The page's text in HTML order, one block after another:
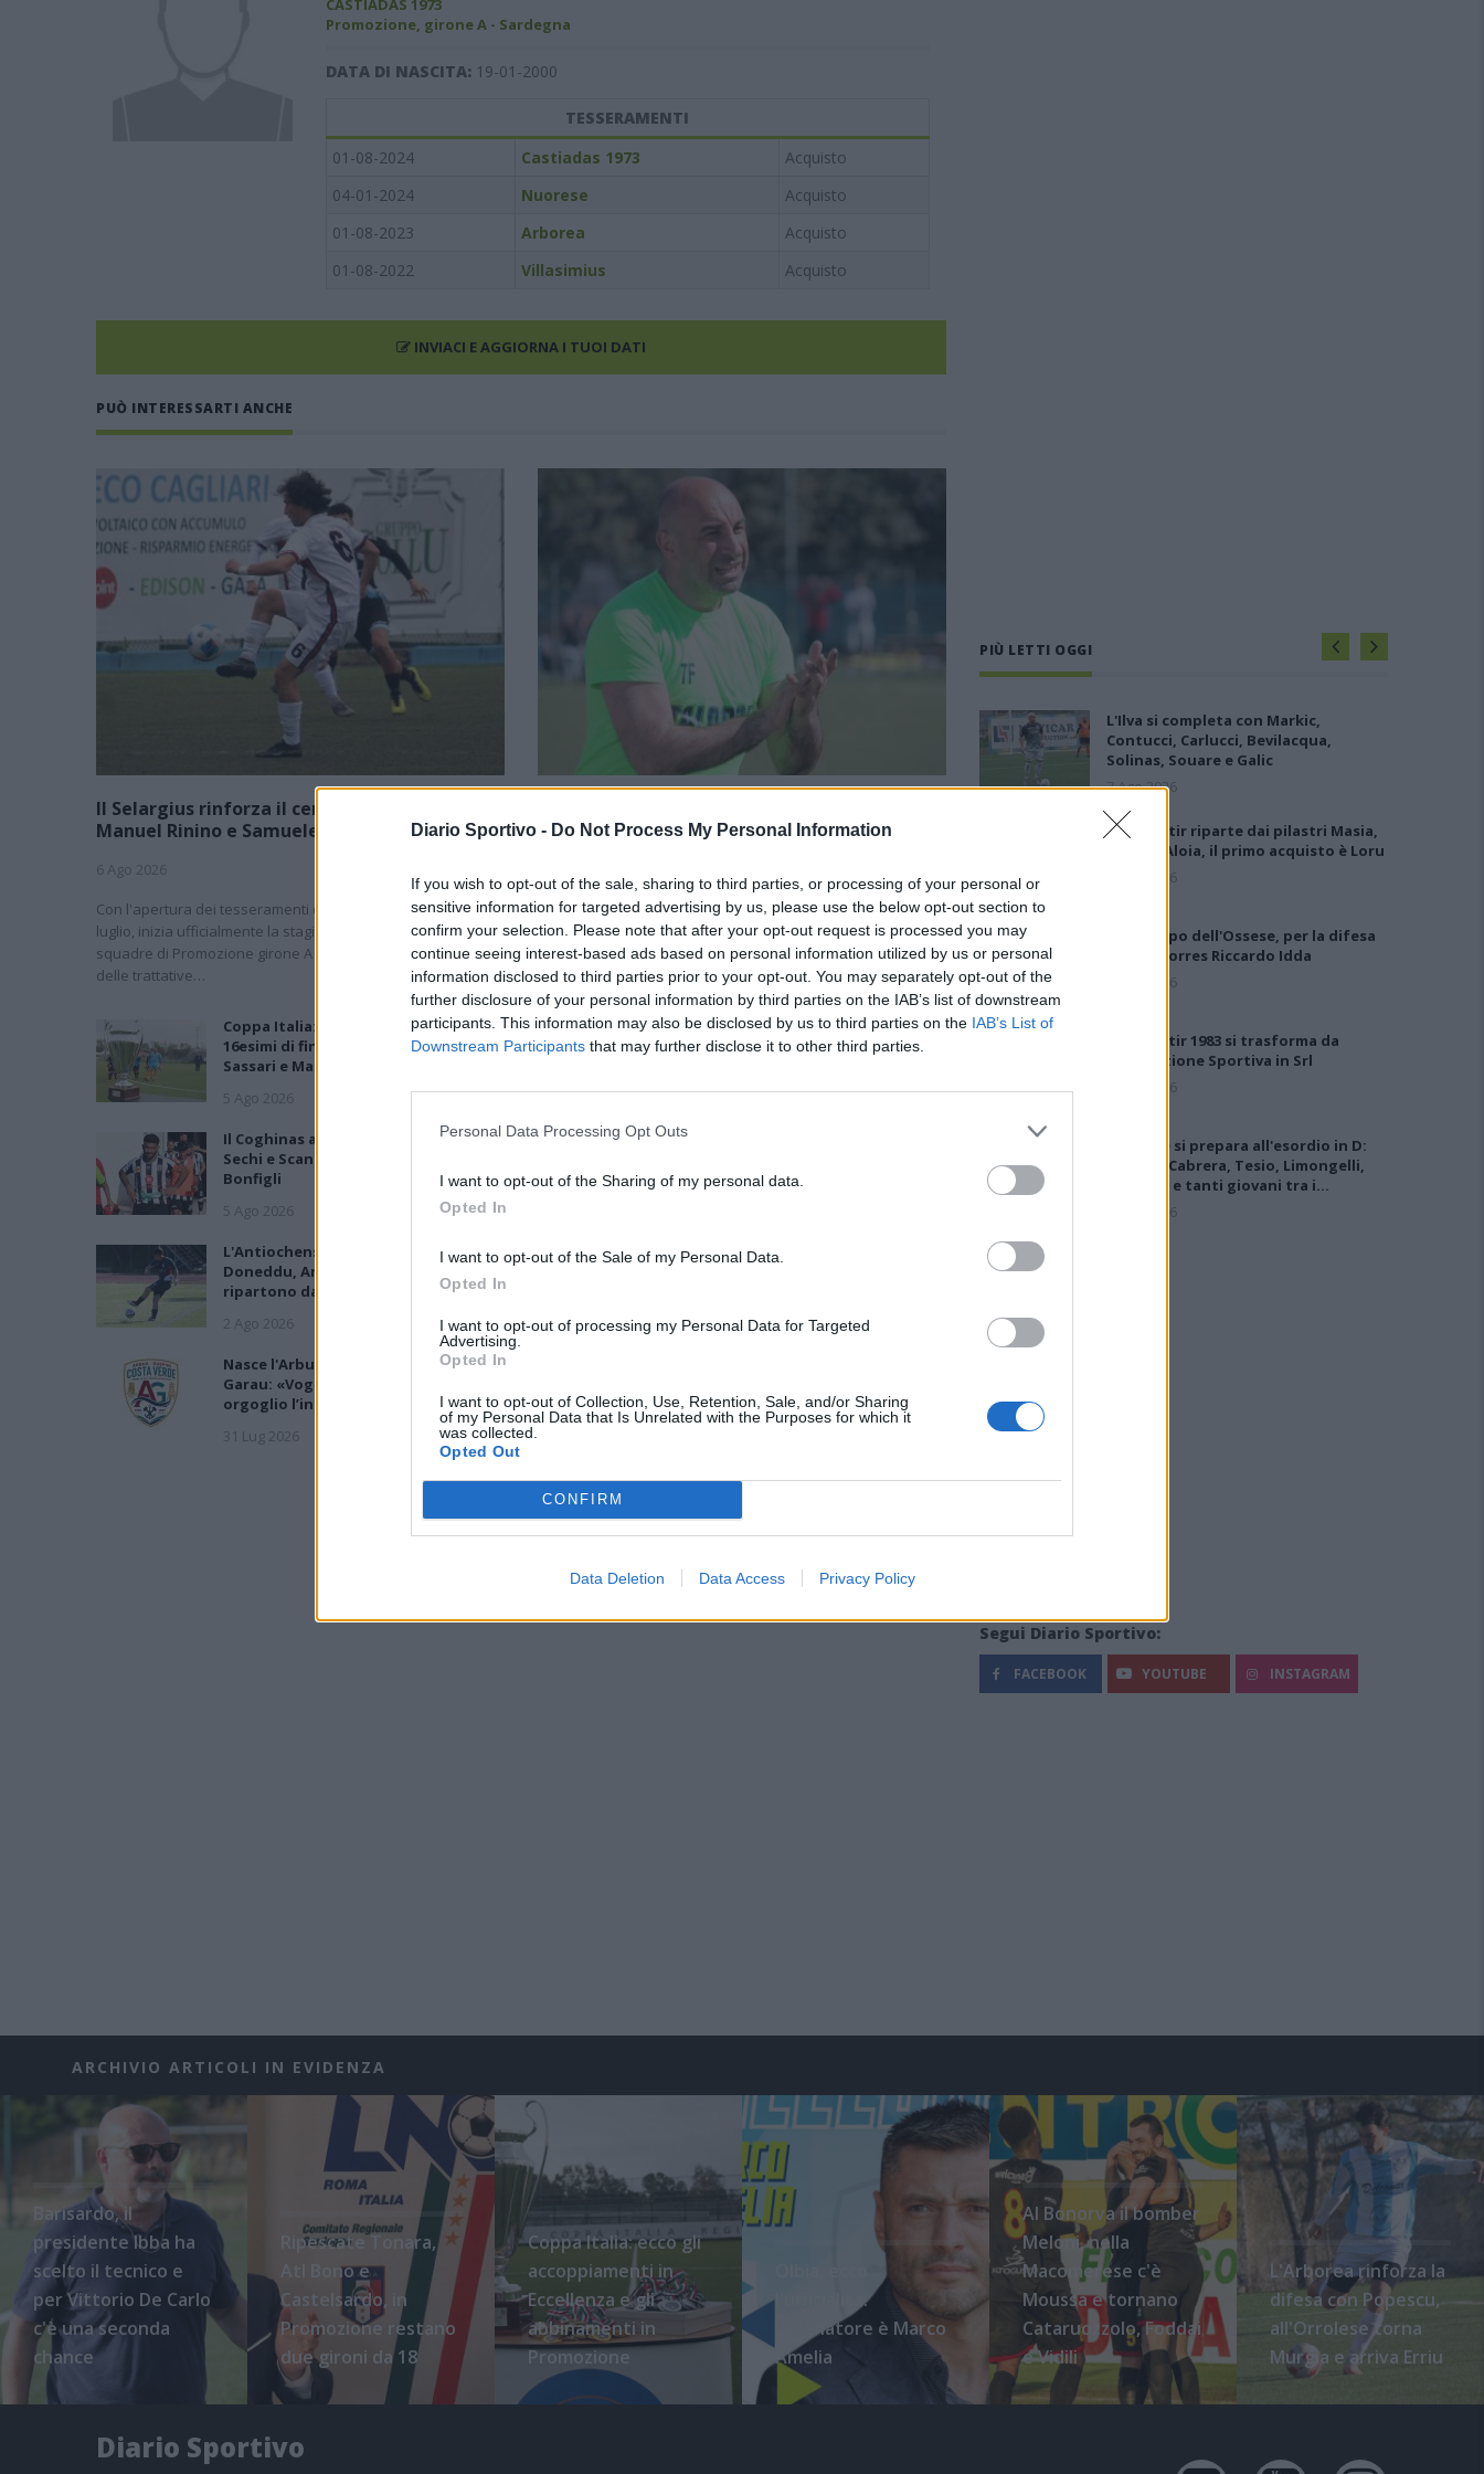
Diario Sportivo - Do Not Process My Personal Information
If you wish to opt-out of the sale, sharing to third parties, or processing of your personal or
sensitive information for targeted advertising by us, please use the below opt-out section to
confirm your selection. Please note that after your opt-out request is processed you may
continue seeing interest-based ads based on personal information utilized by us or personal
information disclosed to third parties prior to your opt-out. You may separately opt-out of the
further disclosure of your personal information by third parties on the IAB’s list of downstream
participants. This information may also be disclosed by us to third parties on the IAB’s List of
Downstream Participants that may further disclose it to other third parties.
Personal Data Processing Opt Outs
I want to opt-out of the Sharing of my personal data.
Opted In
I want to opt-out of the Sale of my Personal Data.
Opted In
I want to opt-out of processing my Personal Data for Targeted
Advertising.
Opted In
I want to opt-out of Collection, Use, Retention, Sale, and/or Sharing
of my Personal Data that Is Unrelated with the Purposes for which it
was collected.
Opted Out
CONFIRM
Data Deletion Data Access Privacy Policy
CASTIADAS 1973
Promozione, girone A - Sardegna
DATA DI NASCITA: 19-01-2000
TESSERAMENTI
01-08-2024
Castiadas 1973
Acquisto
04-01-2024
Nuorese
Acquisto
01-08-2023
Arborea
Acquisto
01-08-2022
Villasimius Acquisto
INVIACI E AGGIORNA I TUOI DATI
PUÒ INTERESSARTI ANCHE
Il Selargius rinforza il centrocampo con
Manuel Rinino e Samuele Vacca
6 Ago 2026
Con l'apertura dei tesseramenti dei calciatori a partire dall'1
luglio, inizia ufficialmente la stagione 2026-27 e per le
squadre di Promozione girone A arrivano anche le chiusure
delle trattative…
Monte Alma riparte da Ivano Falchi
Con l'apertura dei tesseramenti dei calciatori a partire dall'1
luglio, inizia ufficialmente la stagione 2026-27 e per le
squadre di Promozione girone B arrivano anche le chiusure
delle trattative…
Coppa Italia: gli accoppiamenti dei
16esimi di finale con i derby a Cagliari,
Sassari e Macomer
5 Ago 2026
Colpo dell'Uta con Pisano e arriva
anche Serra, tripletta Cus Cagliari
5 Ago 2026
Il Coghinas ancora più forte con
Sechi e Scanu, al Macomer arriva
Bonfigli
5 Ago 2026
L'Atletico Cagliari di Saba prende
duro
L'Antiochense prende Caddeo e
Doneddu, Arborea e Tharros
ripartono dai tecnici Firinu e Frongia
2 Ago 2026
La matricola Macomer prende il
portiere Fadda, altro colpo Coghinas
2 Ago 2026
Nasce l'Arbus Guspini Costa Verde,
Garau: «Vogliamo rappresentare con
orgoglio l’intero territorio»
31 Lug 2026
28 Lug 2026
PIÙ LETTI OGGI
L'Ilva si completa con Markic,
Contucci, Carlucci, Bevilacqua,
Solinas, Souare e Galic
7 Ago 2026
Il Monastir riparte dai pilastri Masia,
Pinna e Aloia, il primo acquisto è Loru
7 Ago 2026
Gran colpo dell'Ossese, per la difesa
c'è l'ex Torres Riccardo Idda
7 Ago 2026
Il Monastir 1983 si trasforma da
Associazione Sportiva in Srl
7 Ago 2026
L'Ossese si prepara all'esordio in D:
Forzati, Cabrera, Tesio, Limongelli,
Bolzicco e tanti giovani tra i…
7 Ago 2026
Segui Diario Sportivo:
FACEBOOK YOUTUBE INSTAGRAM
ARCHIVIO ARTICOLI IN EVIDENZA
Barisardo, il
presidente Ibba ha
scelto il tecnico e
per Vittorio De Carlo
c'è una seconda
chance
Ripescate Tonara,
Atl Bono e
Castelsardo, in
Promozione restano
due gironi da 18
Coppa Italia: ecco gli
accoppiamenti in
Eccellenza e gli
abbinamenti in
Promozione
l'ufficialità:
l'allenatore è Marco
Amelia
Al Bonorva il bomber
Meloni, nella
Macomerese c'è
Moussa e tornano
Cataruozzolo, Foddai
e Vidili
L'Arborea rinforza la
difesa con Popescu,
all'Orrolese torna
Murgia e arriva Erriu
Diario Sportivo